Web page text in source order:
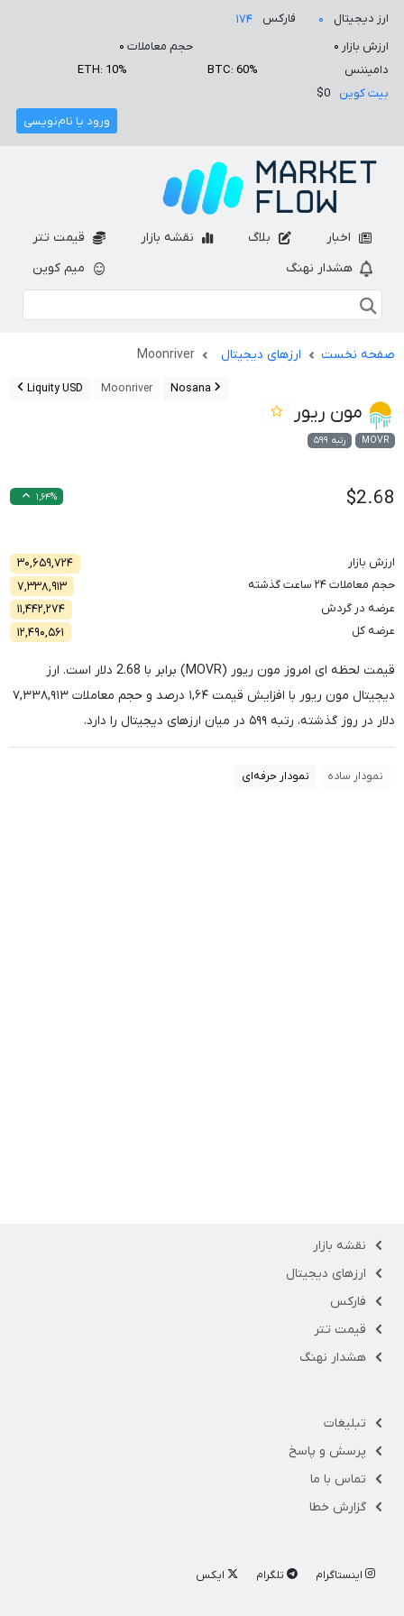
ارز دیجیتال ۰ فارکس
۱۷۴
ارزش بازار ۰ حجم معاملات ۰
دامیننس
BTC: 60%
ETH: 10%
بیت کوین
$0
ورود یا نام‌نویسی
اخبار بلاگ نقشه بازار
قیمت تتر
هشدار نهنگ
میم کوین
صفحه نخست ارزهای دیجیتال Moonriver
Moonriver
Liquity USD
مون ریور
MOVR رتبه ۵۹۹
$2.68 ۱,۶۴%
ارزش بازار
۳۰,۶۵۹,۷۲۴
حجم معاملات ۲۴ ساعت گذشته
۷,۳۳۸,۹۱۳
عرضه در گردش
۱۱,۴۴۲,۲۷۴
عرضه کل
۱۲,۴۹۰,۵۶۱
قیمت لحظه ای امروز مون ریور (MOVR) برابر با 2.68 دلار است. ارز
دیجیتال مون ریور با افزایش قیمت۱,۶۴ درصد و حجم معاملات۷,۳۳۸,۹۱۳
دلار در روز گذشته، رتبه۵۹۹ در میان ارزهای دیجیتال را دارد.
نمودار ساده نمودار حرفه‌ای
نقشه بازار
ارزهای دیجیتال
فارکس
قیمت تتر
هشدار نهنگ
تبلیغات
پرسش و پاسخ
تماس با ما
گزارش خطا
اینستاگرام تلگرام ایکس